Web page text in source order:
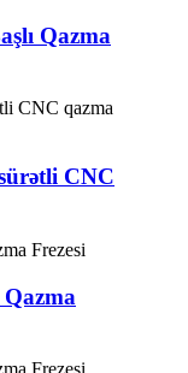
Qazma
CNC
Qazma